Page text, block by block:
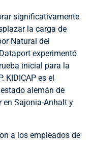
significativamente
la carga de
Natural del
experimentó
inicial para la
KIDICAP es el
alemán de
en Sajonia-Anhalt y
a los empleados de